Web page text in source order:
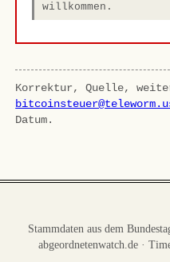
willkommen.
Korrektur, Quelle,
Datum.
Stammdaten aus dem
abgeordnetenwatch.de ·